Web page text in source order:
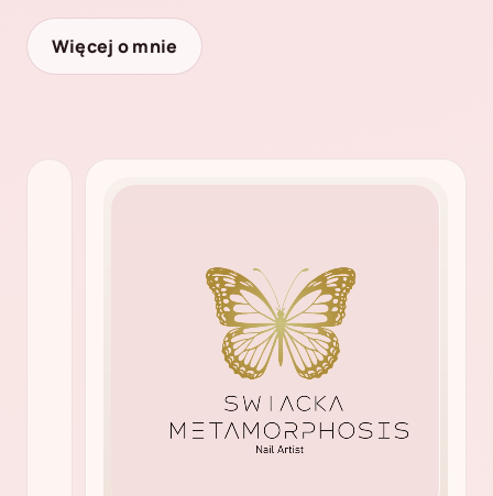
Więcej o mnie